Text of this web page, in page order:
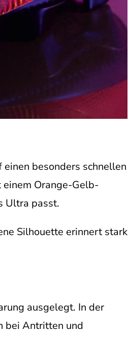
einen besonders schnellen
einem Orange-Gelb-
Ultra passt.
Silhouette erinnert stark
ausgelegt. In der
bei Antritten und